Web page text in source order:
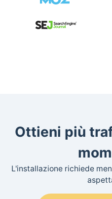
Ottieni più
L'installazione richiede